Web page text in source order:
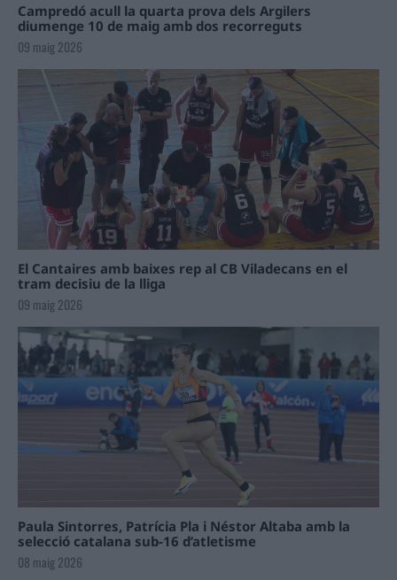
Campredó acull la quarta prova dels Argilers
diumenge 10 de maig amb dos recorreguts
09 maig 2026
El Cantaires amb baixes rep al CB Viladecans en el
tram decisiu de la lliga
09 maig 2026
Paula Sintorres, Patrícia Pla i Néstor Altaba amb la
selecció catalana sub-16 d’atletisme
08 maig 2026